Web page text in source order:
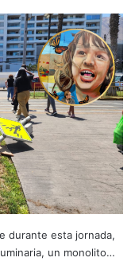
durante esta jornada,
un monolito…